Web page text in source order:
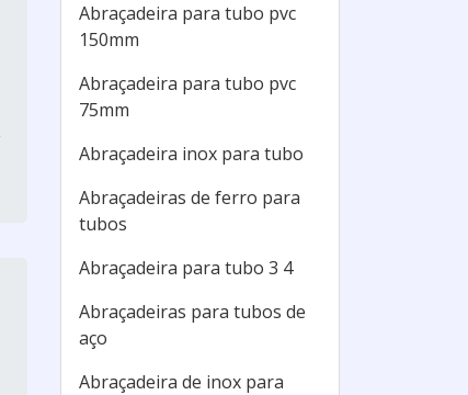
Abraçadeira para tubo pvc
150mm
Abraçadeira para tubo pvc
75mm
Abraçadeira inox para tubo
Abraçadeiras de ferro para
tubos
Abraçadeira para tubo 3 4
Abraçadeiras para tubos de
aço
Abraçadeira de inox para